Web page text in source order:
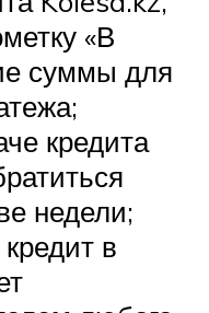
«В
суммы для
кредита
недели;
в